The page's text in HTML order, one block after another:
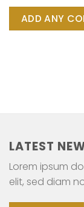
ADD ANY
LATEST
Lorem ipsum
elit, sed diam